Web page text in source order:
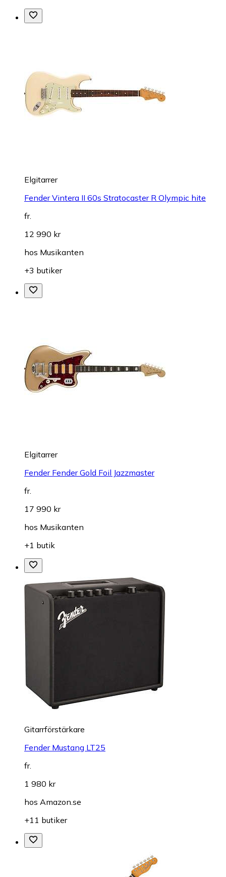
Elgitarrer
Fender Vintera II 60s Stratocaster R Olympic hite
fr.
12 990 kr
hos Musikanten
+3 butiker
Elgitarrer
Fender Fender Gold Foil Jazzmaster
fr.
17 990 kr
hos Musikanten
+1 butik
Gitarrförstärkare
Fender Mustang LT25
fr.
1 980 kr
hos Amazon.se
+11 butiker